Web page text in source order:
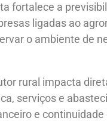
fortalece a
ligadas ao
o ambiente de
rural impacta
serviços e
e